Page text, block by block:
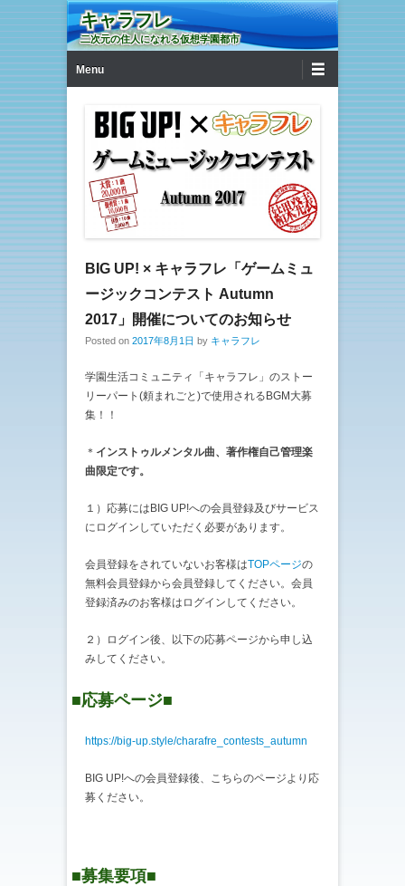
キャラフレ
二次元の住人になれる仮想学園都市
Menu
BIG UP! × キャラフレ「ゲームミュ
ージックコンテスト Autumn
2017」開催についてのお知らせ
Posted on 2017年8月1日 by キャラフレ
学園生活コミュニティ「キャラフレ」のストー
リーパート(頼まれごと)で使用されるBGM大募
集！！
＊ インストゥルメンタル曲、著作権自己管理楽
曲限定です。
１）応募にはBIG UP!への会員登録及びサービス
にログインしていただく必要があります。
会員登録をされていないお客様はTOPページの
無料会員登録から会員登録してください。会員
登録済みのお客様はログインしてください。
２）ログイン後、以下の応募ページから申し込
みしてください。
■応募ページ■
https://big-up.style/charafre_contests_autumn
BIG UP!への会員登録後、こちらのページより応
募ください。
■募集要項■